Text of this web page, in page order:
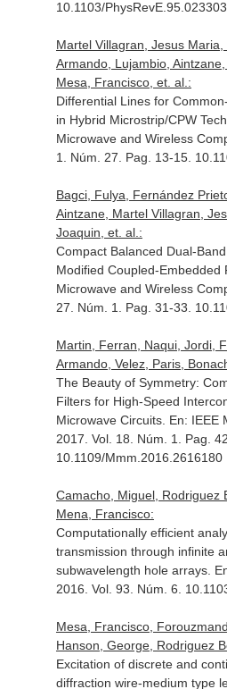
10.1103/PhysRevE.95.023303
Martel Villagran, Jesus Maria,
Armando, Lujambio,
Mesa, Francisco, et. al.:
Differential Lines for
in Hybrid Microstrip/CPW
Microwave and Wireless
1. Núm. 27. Pag. 13-15.
Bagci, Fulya, Fernández
Aintzane, Martel Villagran,
Joaquin, et. al.:
Compact Balanced Dual-
Modified Coupled-Embedded
Microwave and Wireless
27. Núm. 1. Pag. 31-33.
Martin, Ferran, Naqui, Jordi,
Armando, Velez, Paris,
The Beauty of Symmetry:
Filters for High-Speed
Microwave Circuits. En: IEEE
2017. Vol. 18. Núm. 1. Pag.
10.1109/Mmm.2016.2616180
Camacho, Miguel, Rodriguez
Mena, Francisco:
Computationally efficient
transmission through infinite
subwavelength hole arrays.
2016. Vol. 93. Núm. 6.
Mesa, Francisco,
Hanson, George, Rodriguez
Excitation of discrete and
diffraction wire-medium type